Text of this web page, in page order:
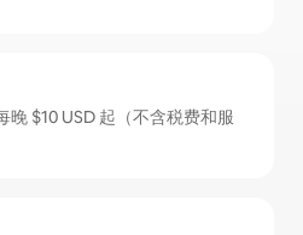
晚 $10 USD 起（不含税费和服